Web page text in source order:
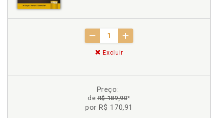
Excluir
Preço:
deR$ 189,90*
por R$ 170,91